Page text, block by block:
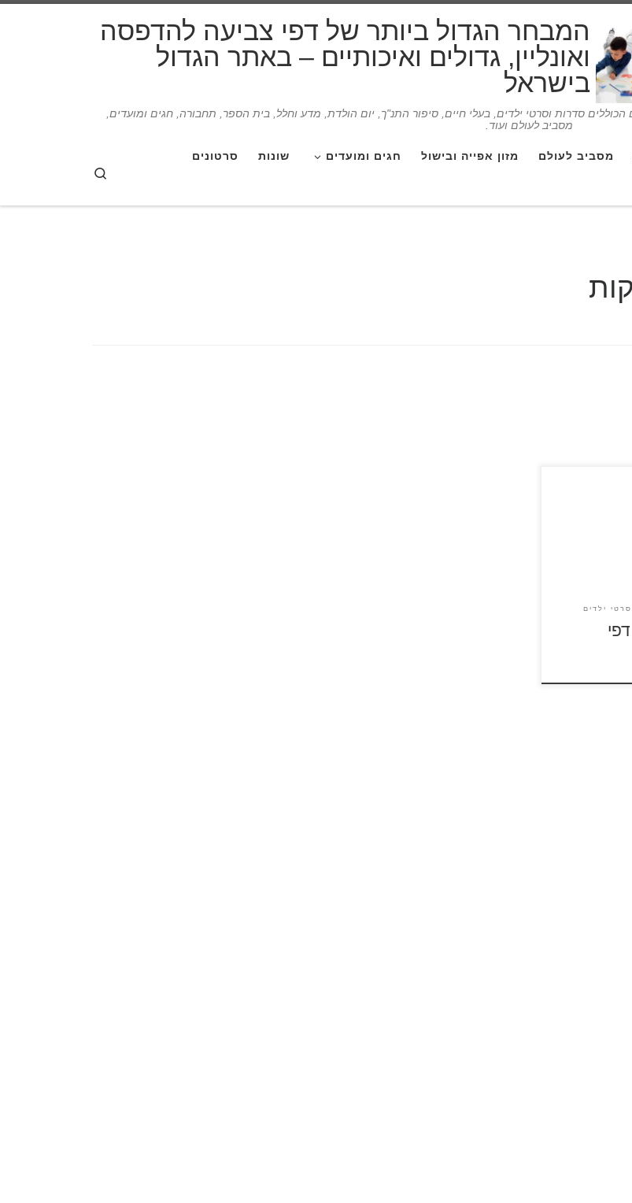
המבחר הגדול ביותר של דפי צביעה להדפסה
ואונליין, גדולים ואיכותיים – באתר הגדול
בישראל
סדרות וסרטי ילדים, בעלי חיים, סיפור התנ"ך, יום הולדת, מדע וחלל, בית הספר, תחבורה, חגים ומועדים,
מסביב לעולם ועוד.
מסביב לעולם מזון אפייה ובישול חגים ומועדים שונות סרטונים
סרטי ילדים